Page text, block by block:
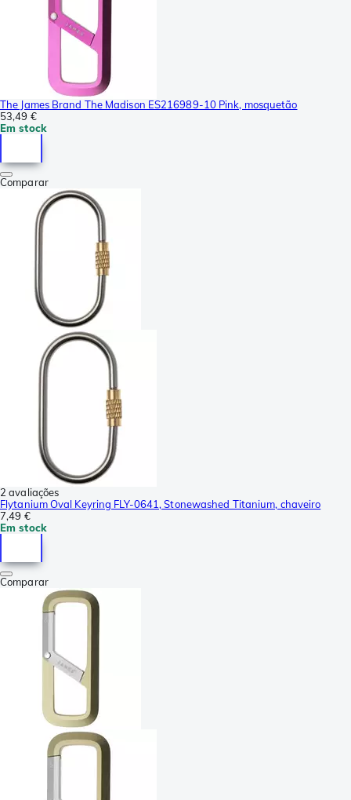
The James Brand The Madison ES216989-10 Pink, mosquetão
53,49 €
Em stock
Comparar
2 avaliações
Flytanium Oval Keyring FLY-0641, Stonewashed Titanium, chaveiro
7,49 €
Em stock
Comparar